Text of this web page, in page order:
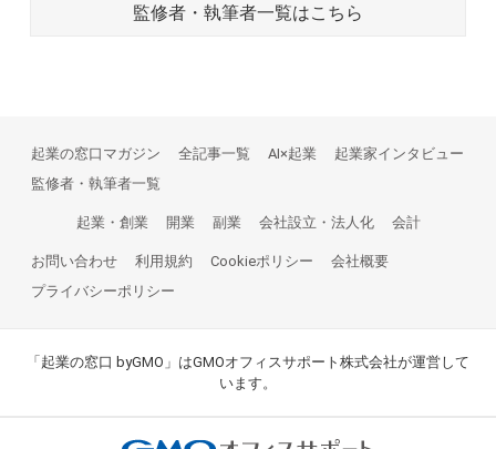
監修者・執筆者一覧はこちら
起業の窓口マガジン 全記事一覧 AI×起業
起業家インタビュー
監修者・執筆者一覧
起業・創業 開業 副業 会社設立・法人化 会計
お問い合わせ 利用規約 Cookieポリシー
会社概要
プライバシーポリシー
「起業の窓口 byGMO」はGMOオフィスサポート株式会社が運営して
います。